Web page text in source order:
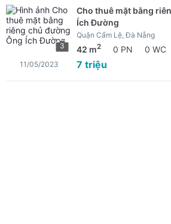
3
Cho thuê mặt bằng
Ích Đường
Quận Cẩm Lệ, Đà Nẵng
42 m2 0 PN 0 WC
7 triệu
11/05/2023